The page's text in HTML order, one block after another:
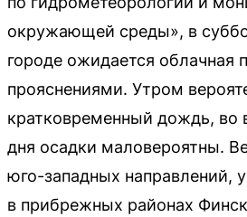
окружающей среды», в
городе ожидается облачная
прояснениями. Утром
кратковременный дождь, во
дня осадки маловероятны.
юго-западных направлений,
в прибрежных районах